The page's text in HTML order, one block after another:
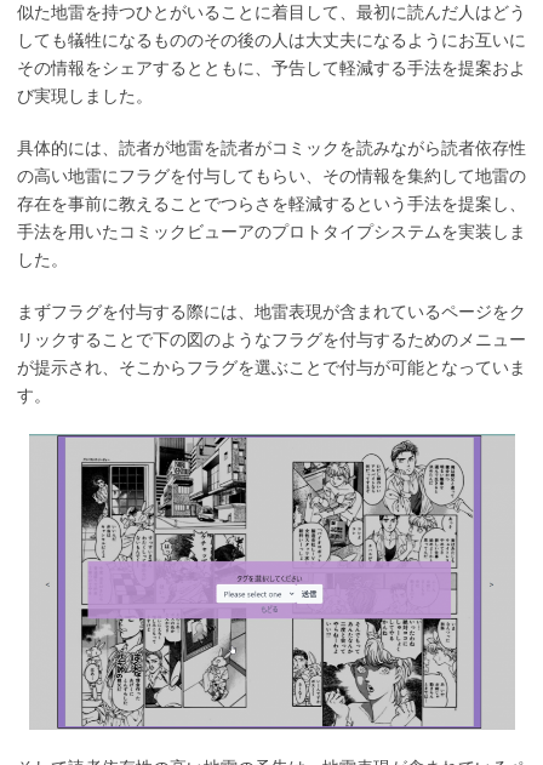
似た地雷を持つひとがいることに着目して、最初に読んだ人はどう
しても犠牲になるもののその後の人は大丈夫になるようにお互いに
その情報をシェアするとともに、予告して軽減する手法を提案およ
び実現しました。
具体的には、読者が地雷を読者がコミックを読みながら読者依存性
の高い地雷にフラグを付与してもらい、その情報を集約して地雷の
存在を事前に教えることでつらさを軽減するという手法を提案し、
手法を用いたコミックビューアのプロトタイプシステムを実装しま
した。
まずフラグを付与する際には、地雷表現が含まれているページをク
リックすることで下の図のようなフラグを付与するためのメニュー
が提示され、そこからフラグを選ぶことで付与が可能となっていま
す。